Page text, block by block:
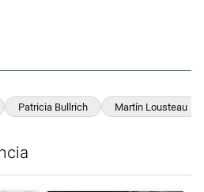
Patricia Bullrich Martín Lousteau